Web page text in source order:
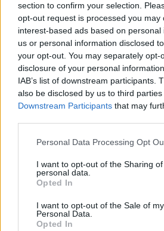
section to confirm your selection.
opt-out request is processed you may
interest-based ads based on
us or personal information disclosed
your opt-out. You may separately opt-
disclosure of your personal
IAB’s list of downstream participants.
also be disclosed by us to third
Downstream Participants that may
Please note that this website/app
not limited to your visit or usage
grant or deny consent to Google and
use your data for below specified
consent section.
Personal Data Processing Opt
I want to opt-out of the Sharing
personal data.
Opted In
I want to opt-out of the Sale of my
Personal Data.
Opted In
KULTÚRA
Mikor válunk rohanó